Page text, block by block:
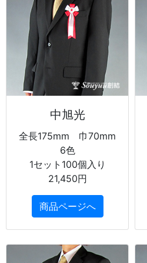
中旭光
全長175mm 巾70mm
6色
1セット100個入り
21,450円
商品ページへ